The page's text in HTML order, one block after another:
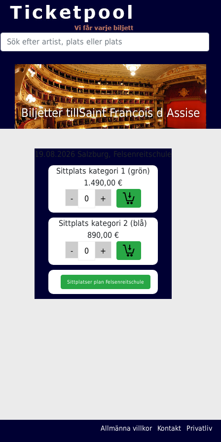
Biljetter tillSaint Francois d Assise
19.08.2026 Salzburg, Felsenreitschule
Sittplats kategori 1 (grön)
1.490,00 €
Sittplats kategori 2 (blå)
890,00 €
Sittplatser plan Felsenreitschule
Allmänna villkor Kontakt Privatliv